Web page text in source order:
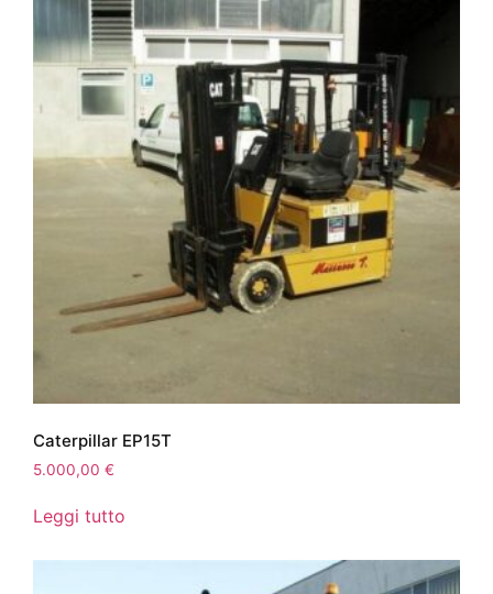
Caterpillar EP15T
5.000,00 €
Leggi tutto